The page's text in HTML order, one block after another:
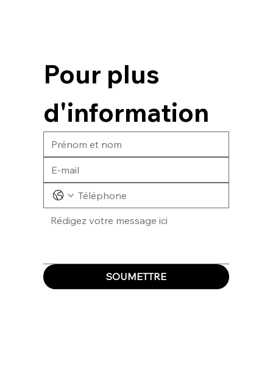
Pour plus
d'information
SOUMETTRE